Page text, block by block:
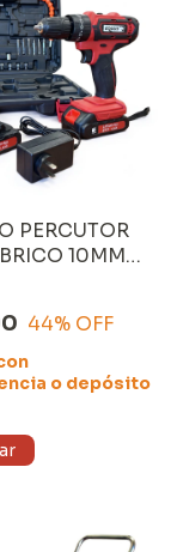
PERCUTOR
10MM
de 1500mAh y
LINEA
44% OFF
o depósito